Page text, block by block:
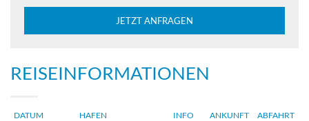
JETZT ANFRAGEN
REISEINFORMATIONEN
DATUM HAFEN INFO ANKUNFT ABFAHRT